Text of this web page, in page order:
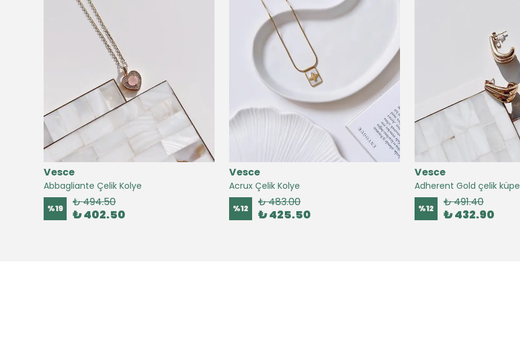
Vesce
Abbagliante Çelik Kolye
%19 ₺ 494.50
₺ 402.50
Vesce
Acrux Çelik Kolye
%12 ₺ 483.00
₺ 425.50
Vesce
Adherent Gold çelik küpe
%12 ₺ 491.40
₺ 432.90